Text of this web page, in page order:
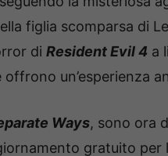
figlia scomparsa di
di Resident Evil 4 a
un’esperienza
Ways, sono ora
gratuito